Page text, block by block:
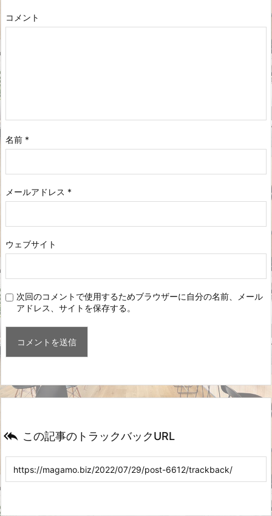
コメント
名前 *
メールアドレス *
ウェブサイト
次回のコメントで使用するためブラウザーに自分の名前、メール
アドレス、サイトを保存する。
 この記事のトラックバックURL